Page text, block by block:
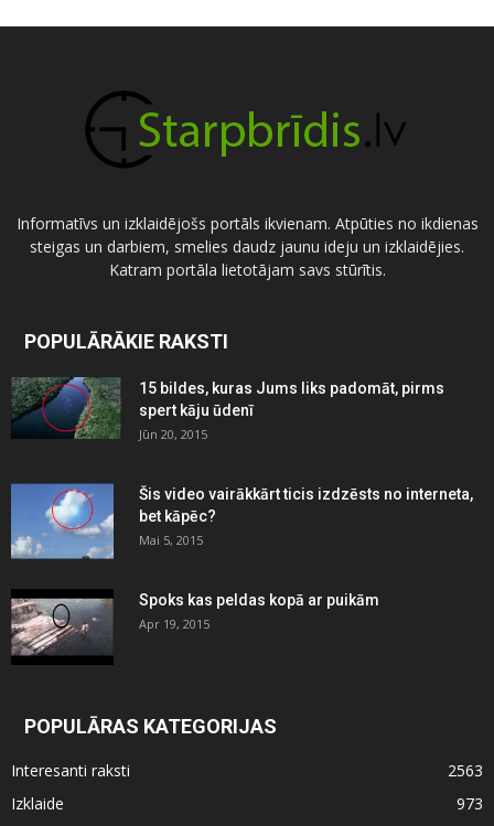
Informatīvs un izklaidējošs portāls ikvienam. Atpūties no ikdienas
steigas un darbiem, smelies daudz jaunu ideju un izklaidējies.
Katram portāla lietotājam savs stūrītis.
POPULĀRĀKIE RAKSTI
15 bildes, kuras Jums liks padomāt, pirms
spert kāju ūdenī
Jūn 20, 2015
Šis video vairākkārt ticis izdzēsts no interneta,
bet kāpēc?
Mai 5, 2015
Spoks kas peldas kopā ar puikām
Apr 19, 2015
POPULĀRAS KATEGORIJAS
Interesanti raksti
2563
Izklaide
973